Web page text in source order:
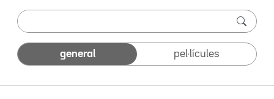
general pel·lícules